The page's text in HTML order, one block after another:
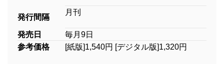
発行間隔
月刊
発売日
毎月9日
参考価格
[紙版]1,540円 [デジタル版]1,320円